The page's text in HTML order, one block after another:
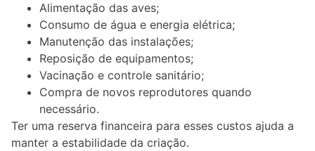
Alimentação das aves;
Consumo de água e energia elétrica;
Manutenção das instalações;
Reposição de equipamentos;
Vacinação e controle sanitário;
Compra de novos reprodutores quando
necessário.
Ter uma reserva financeira para esses custos ajuda a
manter a estabilidade da criação.